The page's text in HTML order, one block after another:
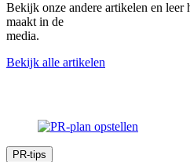
Bekijk onze andere artikelen en
maakt in de
media.
Bekijk alle artikelen
PR-tips